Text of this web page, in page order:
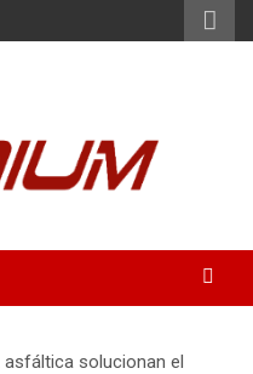
solucionan el